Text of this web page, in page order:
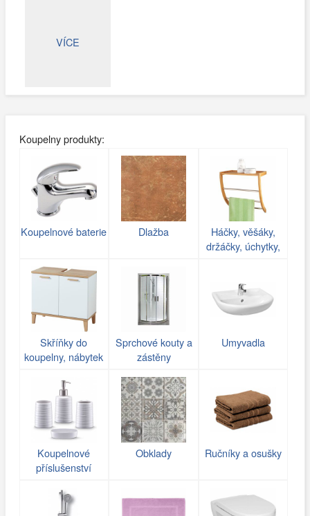
VÍCE
Koupelny produkty:
Koupelnové baterie Dlažba
Háčky, věšáky,
držáčky, úchytky,
Skříňky do
koupelny, nábytek
Sprchové kouty a
zástěny
Umyvadla
Koupelnové
příslušenství
Obklady Ručníky a osušky